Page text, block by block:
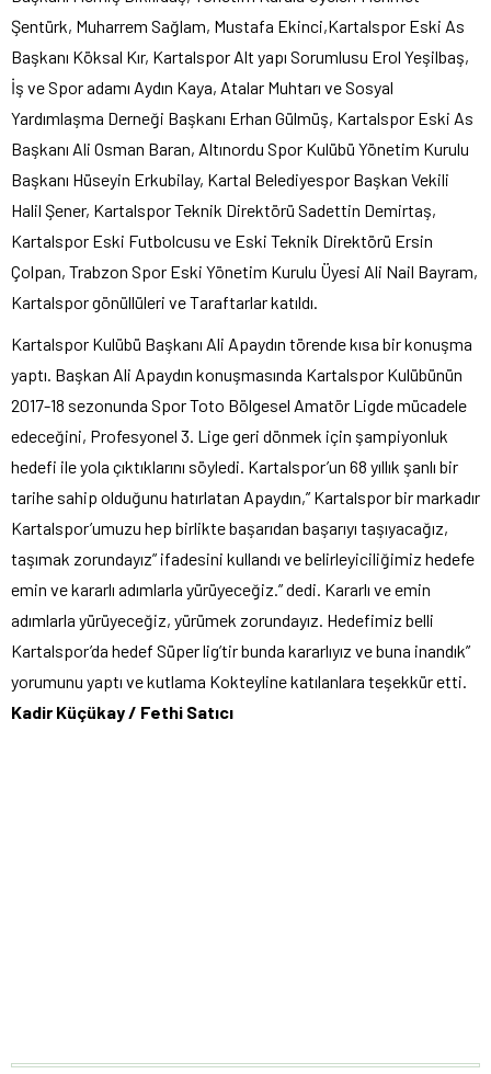
Şentürk, Muharrem Sağlam, Mustafa Ekinci,Kartalspor Eski As
Başkanı Köksal Kır, Kartalspor Alt yapı Sorumlusu Erol Yeşilbaş,
İş ve Spor adamı Aydın Kaya, Atalar Muhtarı ve Sosyal
Yardımlaşma Derneği Başkanı Erhan Gülmüş, Kartalspor Eski As
Başkanı Ali Osman Baran, Altınordu Spor Kulübü Yönetim Kurulu
Başkanı Hüseyin Erkubilay, Kartal Belediyespor Başkan Vekili
Halil Şener, Kartalspor Teknik Direktörü Sadettin Demirtaş,
Kartalspor Eski Futbolcusu ve Eski Teknik Direktörü Ersin
Çolpan, Trabzon Spor Eski Yönetim Kurulu Üyesi Ali Nail Bayram,
Kartalspor gönüllüleri ve Taraftarlar katıldı.
Kartalspor Kulübü Başkanı Ali Apaydın törende kısa bir konuşma
yaptı. Başkan Ali Apaydın konuşmasında Kartalspor Kulübünün
2017-18 sezonunda Spor Toto Bölgesel Amatör Ligde mücadele
edeceğini, Profesyonel 3. Lige geri dönmek için şampiyonluk
hedefi ile yola çıktıklarını söyledi. Kartalspor’un 68 yıllık şanlı bir
tarihe sahip olduğunu hatırlatan Apaydın,” Kartalspor bir markadır
Kartalspor’umuzu hep birlikte başarıdan başarıyı taşıyacağız,
taşımak zorundayız” ifadesini kullandı ve belirleyiciliğimiz hedefe
emin ve kararlı adımlarla yürüyeceğiz.” dedi. Kararlı ve emin
adımlarla yürüyeceğiz, yürümek zorundayız. Hedefimiz belli
Kartalspor’da hedef Süper lig’tir bunda kararlıyız ve buna inandık”
yorumunu yaptı ve kutlama Kokteyline katılanlara teşekkür etti.
Kadir Küçükay / Fethi Satıcı